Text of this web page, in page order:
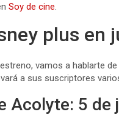
Soy de cine.
plus en
vamos a hablarte de
a sus suscriptores
Acolyte: 5 de